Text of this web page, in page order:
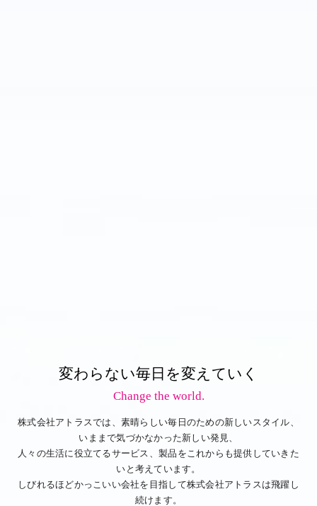
変わらない毎日を変えていく
Change the world.
株式会社アトラスでは、素晴らしい毎日のための新しいスタイル、
いままで気づかなかった新しい発見、
人々の生活に役立てるサービス、製品をこれからも提供していきた
いと考えています。
しびれるほどかっこいい会社を目指して株式会社アトラスは飛躍し
続けます。